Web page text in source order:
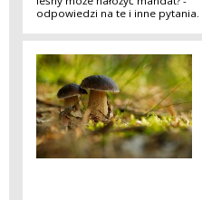
odpowiedzi na te i inne pytania.